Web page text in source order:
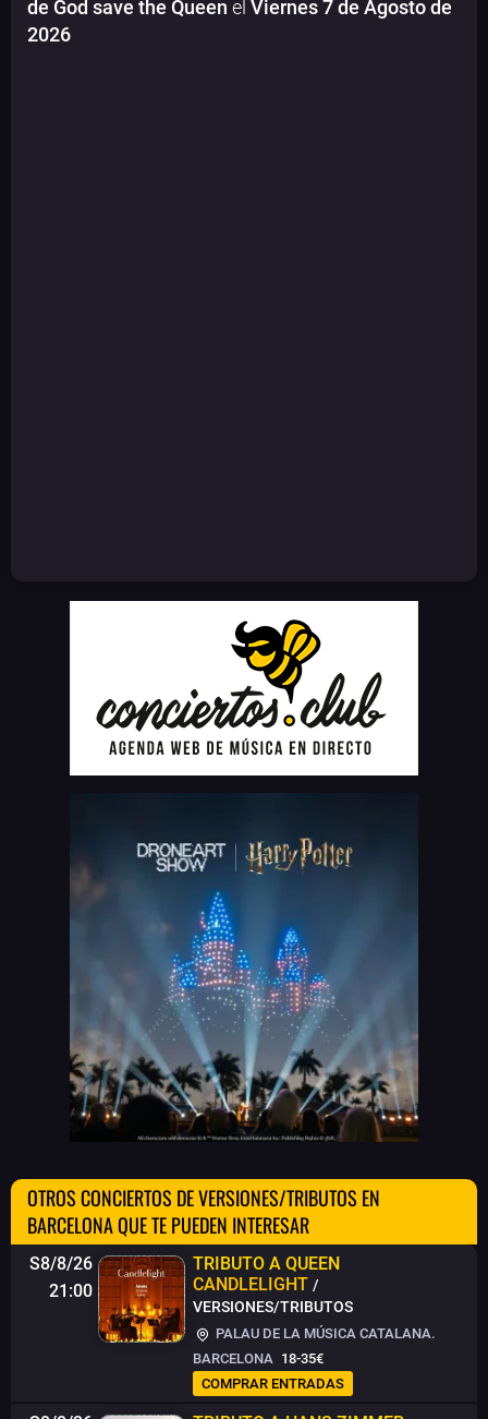
de God save the Queen el Viernes 7 de Agosto de
2026
OTROS CONCIERTOS DE VERSIONES/TRIBUTOS EN
BARCELONA QUE TE PUEDEN INTERESAR
S8/8/26
21:00
TRIBUTO A QUEEN
CANDLELIGHT /
VERSIONES/TRIBUTOS
PALAU DE LA MÚSICA CATALANA.
BARCELONA 18-35€
COMPRAR ENTRADAS